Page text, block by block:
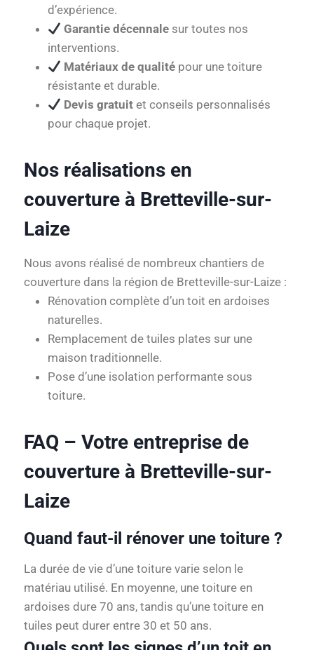
d’expérience.
Garantie décennale sur toutes nos
interventions.
Matériaux de qualité pour une toiture
résistante et durable.
Devis gratuit et conseils personnalisés
pour chaque projet.
Nos réalisations en
couverture à Bretteville-sur-
Laize
Nous avons réalisé de nombreux chantiers de
couverture dans la région de Bretteville-sur-Laize :
Rénovation complète d’un toit en ardoises
naturelles.
Remplacement de tuiles plates sur une
maison traditionnelle.
Pose d’une isolation performante sous
toiture.
FAQ – Votre entreprise de
couverture à Bretteville-sur-
Laize
Quand faut-il rénover une toiture ?
La durée de vie d’une toiture varie selon le
matériau utilisé. En moyenne, une toiture en
ardoises dure 70 ans, tandis qu’une toiture en
tuiles peut durer entre 30 et 50 ans.